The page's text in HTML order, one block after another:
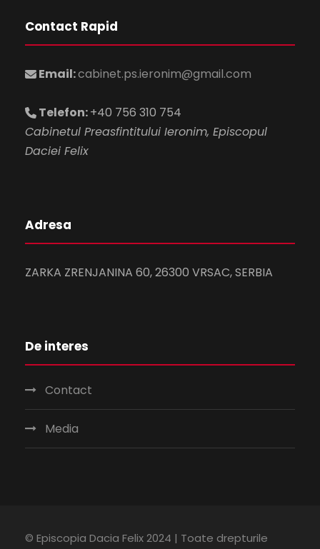
Contact Rapid
Email:cabinet.ps.ieronim@gmail.com
Telefon:+40 756 310 754
Cabinetul Preasfintitului Ieronim, Episcopul
Daciei Felix
Adresa
ZARKA ZRENJANINA 60, 26300 VRSAC, SERBIA
De interes
Contact
Media
© Episcopia Dacia Felix 2024 | Toate drepturile